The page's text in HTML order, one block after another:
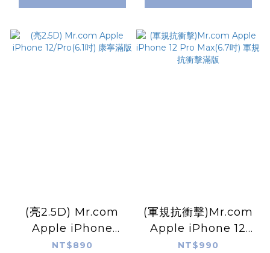
(亮2.5D) Mr.com
Apple iPhone
12/Pro(6.1吋) 康寧滿
NT$890
(軍規抗衝擊)Mr.com
Apple iPhone 12
Pro Max(6.7吋) 軍規
NT$990